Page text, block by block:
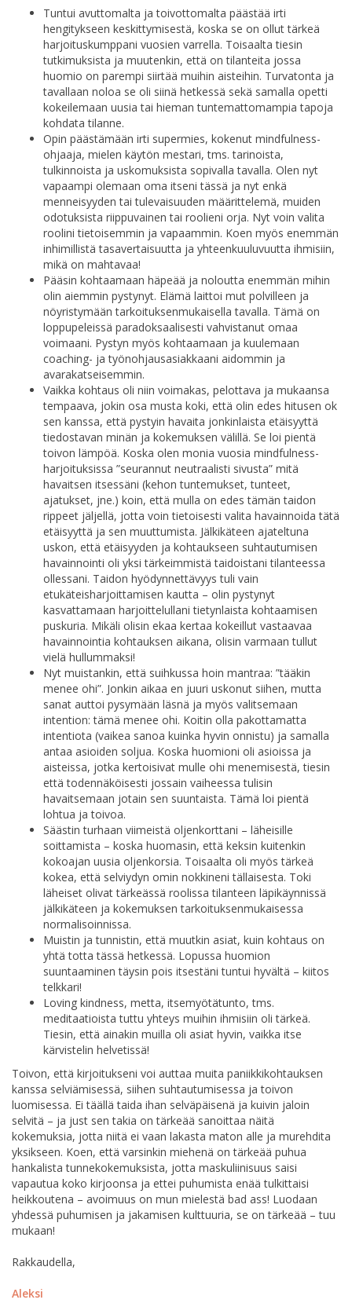
Tuntui avuttomalta ja toivottomalta päästää irti
hengitykseen keskittymisestä, koska se on ollut tärkeä
harjoituskumppani vuosien varrella. Toisaalta tiesin
tutkimuksista ja muutenkin, että on tilanteita jossa
huomio on parempi siirtää muihin aisteihin. Turvatonta ja
tavallaan noloa se oli siinä hetkessä sekä samalla opetti
kokeilemaan uusia tai hieman tuntemattomampia tapoja
kohdata tilanne.
Opin päästämään irti supermies, kokenut mindfulness-
ohjaaja, mielen käytön mestari, tms. tarinoista,
tulkinnoista ja uskomuksista sopivalla tavalla. Olen nyt
vapaampi olemaan oma itseni tässä ja nyt enkä
menneisyyden tai tulevaisuuden määrittelemä, muiden
odotuksista riippuvainen tai roolieni orja. Nyt voin valita
roolini tietoisemmin ja vapaammin. Koen myös enemmän
inhimillistä tasavertaisuutta ja yhteenkuuluvuutta ihmisiin,
mikä on mahtavaa!
Pääsin kohtaamaan häpeää ja noloutta enemmän mihin
olin aiemmin pystynyt. Elämä laittoi mut polvilleen ja
nöyristymään tarkoituksenmukaisella tavalla. Tämä on
loppupeleissä paradoksaalisesti vahvistanut omaa
voimaani. Pystyn myös kohtaamaan ja kuulemaan
coaching- ja työnohjausasiakkaani aidommin ja
avarakatseisemmin.
Vaikka kohtaus oli niin voimakas, pelottava ja mukaansa
tempaava, jokin osa musta koki, että olin edes hitusen ok
sen kanssa, että pystyin havaita jonkinlaista etäisyyttä
tiedostavan minän ja kokemuksen välillä. Se loi pientä
toivon lämpöä. Koska olen monia vuosia mindfulness-
harjoituksissa ”seurannut neutraalisti sivusta” mitä
havaitsen itsessäni (kehon tuntemukset, tunteet,
ajatukset, jne.) koin, että mulla on edes tämän taidon
rippeet jäljellä, jotta voin tietoisesti valita havainnoida tätä
etäisyyttä ja sen muuttumista. Jälkikäteen ajateltuna
uskon, että etäisyyden ja kohtaukseen suhtautumisen
havainnointi oli yksi tärkeimmistä taidoistani tilanteessa
ollessani. Taidon hyödynnettävyys tuli vain
etukäteisharjoittamisen kautta – olin pystynyt
kasvattamaan harjoittelullani tietynlaista kohtaamisen
puskuria. Mikäli olisin ekaa kertaa kokeillut vastaavaa
havainnointia kohtauksen aikana, olisin varmaan tullut
vielä hullummaksi!
Nyt muistankin, että suihkussa hoin mantraa: ”tääkin
menee ohi”. Jonkin aikaa en juuri uskonut siihen, mutta
sanat auttoi pysymään läsnä ja myös valitsemaan
intention: tämä menee ohi. Koitin olla pakottamatta
intentiota (vaikea sanoa kuinka hyvin onnistu) ja samalla
antaa asioiden soljua. Koska huomioni oli asioissa ja
aisteissa, jotka kertoisivat mulle ohi menemisestä, tiesin
että todennäköisesti jossain vaiheessa tulisin
havaitsemaan jotain sen suuntaista. Tämä loi pientä
lohtua ja toivoa.
Säästin turhaan viimeistä oljenkorttani – läheisille
soittamista – koska huomasin, että keksin kuitenkin
kokoajan uusia oljenkorsia. Toisaalta oli myös tärkeä
kokea, että selviydyn omin nokkineni tällaisesta. Toki
läheiset olivat tärkeässä roolissa tilanteen läpikäynnissä
jälkikäteen ja kokemuksen tarkoituksenmukaisessa
normalisoinnissa.
Muistin ja tunnistin, että muutkin asiat, kuin kohtaus on
yhtä totta tässä hetkessä. Lopussa huomion
suuntaaminen täysin pois itsestäni tuntui hyvältä – kiitos
telkkari!
Loving kindness, metta, itsemyötätunto, tms.
meditaatioista tuttu yhteys muihin ihmisiin oli tärkeä.
Tiesin, että ainakin muilla oli asiat hyvin, vaikka itse
kärvistelin helvetissä!
Toivon, että kirjoitukseni voi auttaa muita paniikkikohtauksen
kanssa selviämisessä, siihen suhtautumisessa ja toivon
luomisessa. Ei täällä taida ihan selväpäisenä ja kuivin jaloin
selvitä – ja just sen takia on tärkeää sanoittaa näitä
kokemuksia, jotta niitä ei vaan lakasta maton alle ja murehdita
yksikseen. Koen, että varsinkin miehenä on tärkeää puhua
hankalista tunnekokemuksista, jotta maskuliinisuus saisi
vapautua koko kirjoonsa ja ettei puhumista enää tulkittaisi
heikkoutena – avoimuus on mun mielestä bad ass! Luodaan
yhdessä puhumisen ja jakamisen kulttuuria, se on tärkeää – tuu
mukaan!
Rakkaudella,
Aleksi